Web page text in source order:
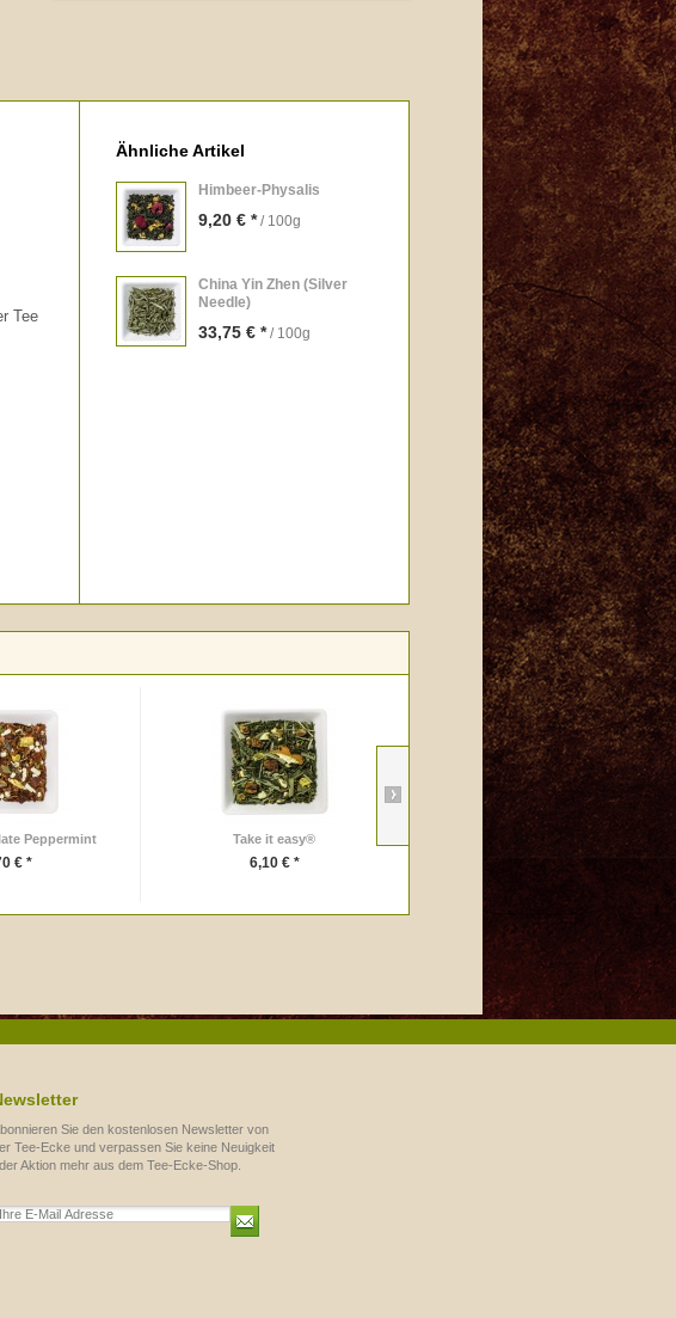
Tee
Ähnliche Artikel
Himbeer-Physalis
9,20 € * / 100g
China Yin Zhen (Silver
Needle)
33,75 € * / 100g
Peppermint
€ *
Take it easy®
6,10 € *
Matcha-Besen
16,90 € *
Sie den kostenlosen Newsletter von
Tee-Ecke und verpassen Sie keine Neuigkeit
Aktion mehr aus dem Tee-Ecke-Shop.